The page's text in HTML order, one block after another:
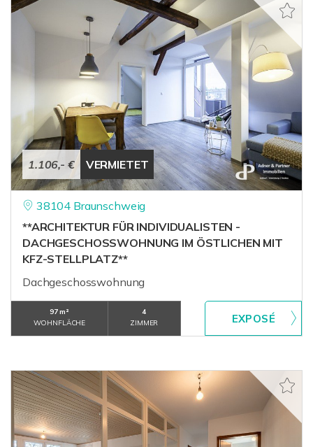
1.106,- € VERMIETET
38104 Braunschweig
**ARCHITEKTUR FÜR INDIVIDUALISTEN -
DACHGESCHOSSWOHNUNG IM ÖSTLICHEN MIT
KFZ-STELLPLATZ**
Dachgeschosswohnung
97 m²
WOHNFLÄCHE
4
ZIMMER